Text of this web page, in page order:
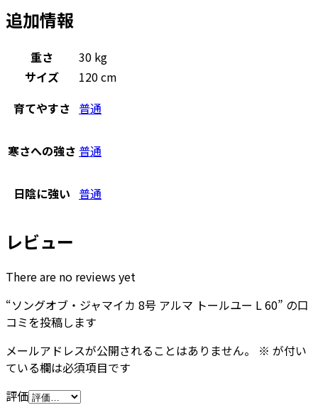
追加情報
重さ
30 kg
サイズ
120 cm
育てやすさ 普通
寒さへの強さ 普通
日陰に強い 普通
レビュー
There are no reviews yet
“ソングオブ・ジャマイカ 8号 アルマ トールユー L 60” の口
コミを投稿します
メールアドレスが公開されることはありません。
※ が付い
ている欄は必須項目です
評価